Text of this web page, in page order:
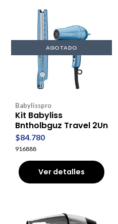
AGOTADO
Babylisspro
Kit Babyliss
Bntholbguz Travel 2Un
$84.780
916888
Ver detalles